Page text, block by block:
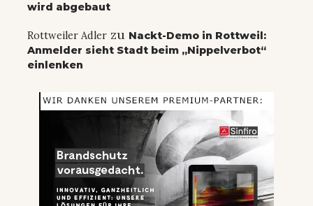
wird abgebaut
Rottweiler Adler zu Nackt-Demo in Rottweil:
Anmelder sieht Stadt beim „Nippelverbot“
einlenken